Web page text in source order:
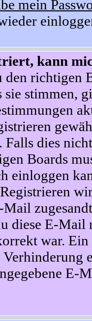
mein
kann
richtigen
sie stimmen,
dies
Boards
einloggen
diese E-Mail
war.